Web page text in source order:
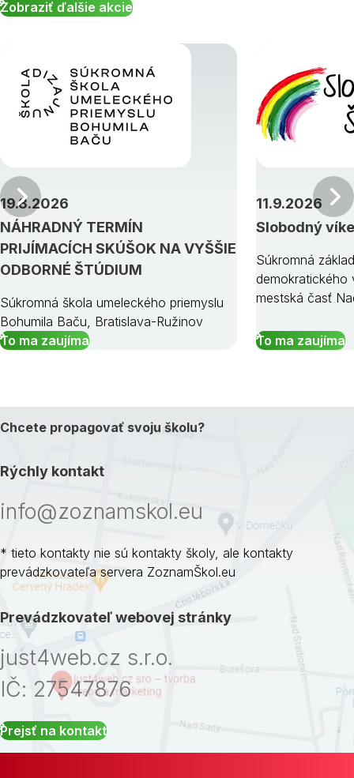
Zobraziť ďalšie akcie
NÁHRADNÝ TERMÍN
PRIJÍMACÍCH SKÚŠOK NA VYŠŠIE
ODBORNÉ ŠTÚDIUM
19.8.2026
Súkromná škola umeleckého priemyslu
Bohumila Baču, Bratislava-Ružinov
To ma zaujíma
Slobodný
11.9.2026
Súkromná
demokratického
mestská časť
To ma zaujíma
Predchádzajúci
Chcete propagovať svoju školu?
Rýchly kontakt
info@zoznamskol.eu
* tieto kontakty nie sú kontakty školy, ale kontakty
prevádzkovateľa servera ZoznamŠkol.eu
Prevádzkovateľ webovej stránky
just4web.cz s.r.o.
IČ: 27547876
Prejsť na kontakt